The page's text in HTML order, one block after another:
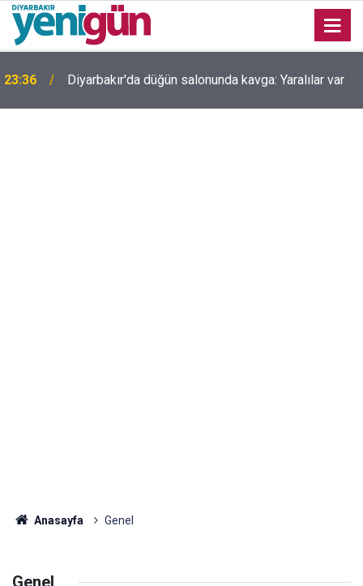
23:32
hayatını kaybetti
Anasayfa Genel
Genel